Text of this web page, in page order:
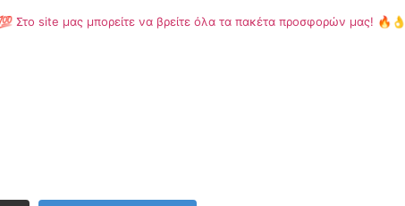
Στο site μας μπορείτε να βρείτε όλα τα πακέτα προσφορών μας! 🔥👌